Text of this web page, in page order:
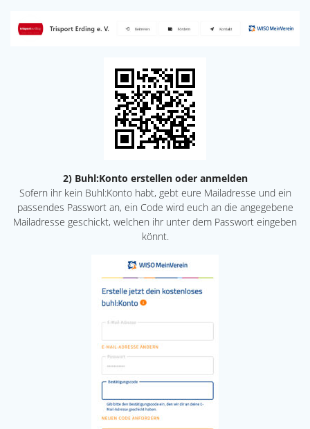
2) Buhl:Konto erstellen oder anmelden
Sofern ihr kein Buhl:Konto habt, gebt eure Mailadresse und ein
passendes Passwort an, ein Code wird euch an die angegebene
Mailadresse geschickt, welchen ihr unter dem Passwort eingeben
könnt.